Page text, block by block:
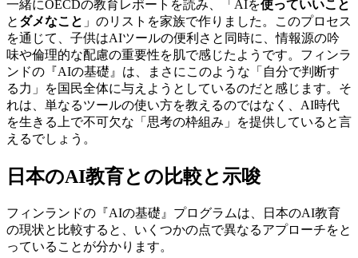
一緒にOECDの教育レポートを読み、「AIを使っていいこと
と ダメなこと 」のリストを家族で作りました。このプロセス
を通じて、子供はAIツールの便利さと同時に、情報源の吟
味や倫理的な配慮の重要性を肌で感じたようです。フィンラ
ンドの『AIの基礎』は、まさにこのような「自分で判断す
る力」を国民全体に与えようとしているのだと感じます。そ
れは、単なるツールの使い方を教えるのではなく、AI時代
を生きる上で不可欠な「思考の枠組み」を提供していると言
えるでしょう。
日本のAI教育との比較と示唆
フィンランドの『AIの基礎』プログラムは、日本のAI教育
の現状と比較すると、いくつかの点で異なるアプローチをと
っていることが分かります。